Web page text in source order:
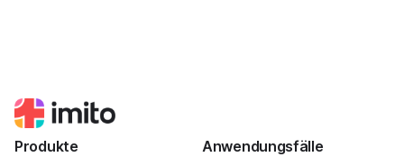
Produkte Anwendungsfälle